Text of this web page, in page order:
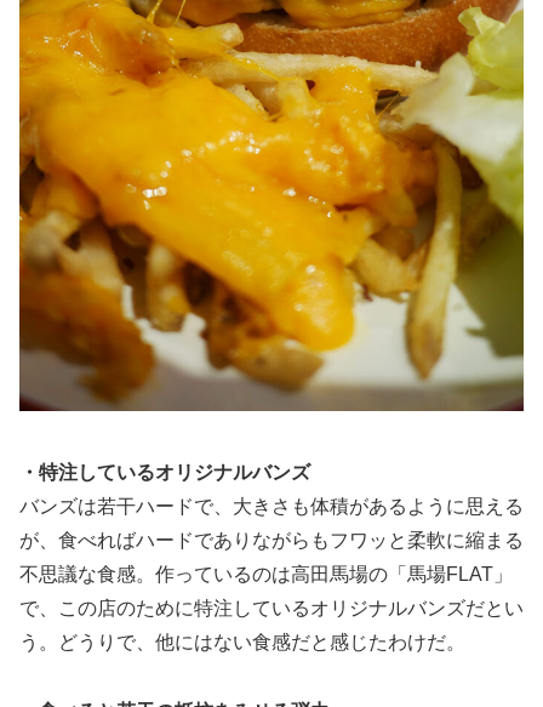
・特注しているオリジナルバンズ
バンズは若干ハードで、大きさも体積があるように思える
が、食べればハードでありながらもフワッと柔軟に縮まる
不思議な食感。作っているのは高田馬場の「馬場FLAT」
で、この店のために特注しているオリジナルバンズだとい
う。どうりで、他にはない食感だと感じたわけだ。